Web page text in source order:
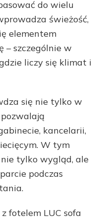
do wielu
świeżość,
elementem
– szczególnie w
liczy się klimat i
się nie tylko w
kancelarii,
W tym
tylko wygląd, ale
podczas
fotelem LUC sofa